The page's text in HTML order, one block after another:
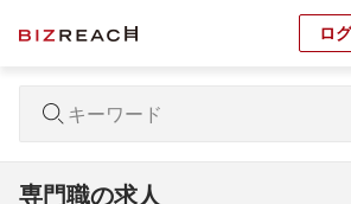
ロ
専門職の求人